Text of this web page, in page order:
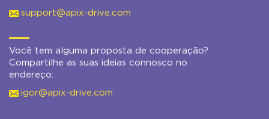
support@apix-drive.com
Você tem alguma proposta de cooperação?
Compartilhe as suas ideias connosco no
endereço:
igor@apix-drive.com